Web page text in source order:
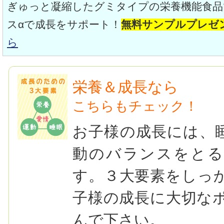
ぎゅっと凝縮したグミタイプの栄養機能食
スαで成長をサポート！ 無料サンプルプレゼ
ら
栄養＆成長なら
こちらもチェック！
お子様の成長には、
動のバランスをと
す。３大要素をしっ
子様の成長に大切な
んで下さい。